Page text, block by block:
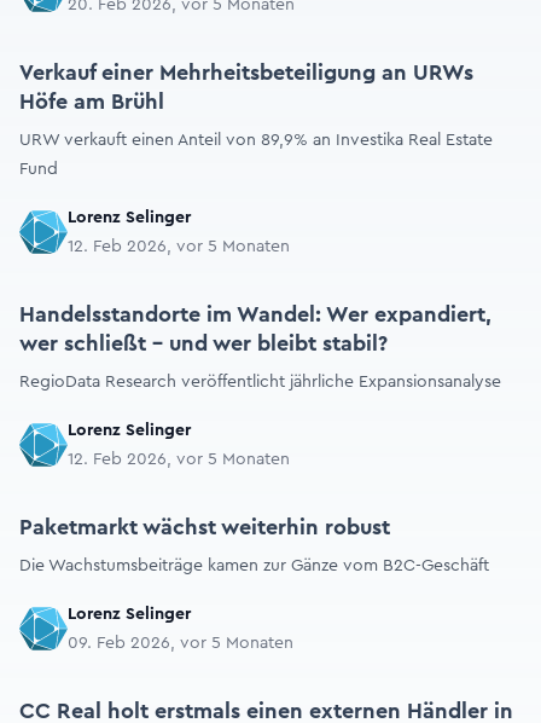
20. Feb 2026, vor 5 Monaten
Verkauf einer Mehrheitsbeteiligung an URWs
Höfe am Brühl
URW verkauft einen Anteil von 89,9% an Investika Real Estate
Fund
Lorenz Selinger
12. Feb 2026, vor 5 Monaten
Handelsstandorte im Wandel: Wer expandiert,
wer schließt – und wer bleibt stabil?
RegioData Research veröffentlicht jährliche Expansionsanalyse
Lorenz Selinger
12. Feb 2026, vor 5 Monaten
Paketmarkt wächst weiterhin robust
Die Wachstumsbeiträge kamen zur Gänze vom B2C-Geschäft
Lorenz Selinger
09. Feb 2026, vor 5 Monaten
CC Real holt erstmals einen externen Händler in